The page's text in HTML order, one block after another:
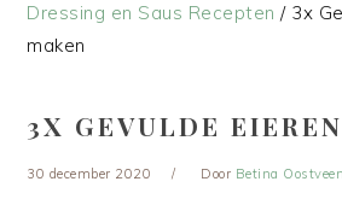
Dressing en Saus Recepten /3x
maken
3X GEVULDE
30 december 2020 Door Betina Oostveen